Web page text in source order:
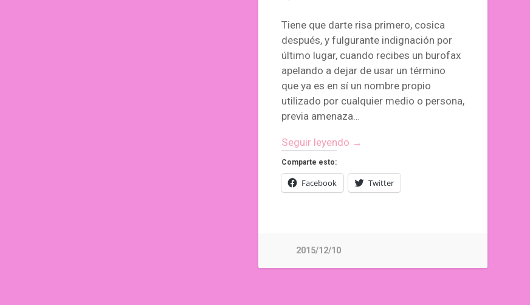
Tiene que darte risa primero, cosica
después, y fulgurante indignación por
último lugar, cuando recibes un burofax
apelando a dejar de usar un término
que ya es en sí un nombre propio
utilizado por cualquier medio o persona,
previa amenaza…
Seguir leyendo →
Comparte esto:
Facebook Twitter
2015/12/10